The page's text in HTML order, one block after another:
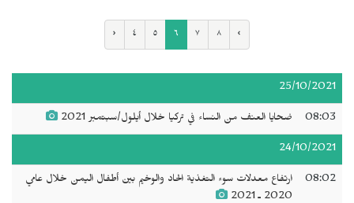
‹ ٤ ٥ ٦ ٧ ٨ ›
25/10/2021
08:03 ضحايا العنف من النساء في تركيا خلال أيلول/سبتمبر 2021
24/10/2021
08:02
ارتفاع معدلات سوء التغذية الحاد والوخيم بين أطفال اليمن خلال عامي
2020 ـ 2021